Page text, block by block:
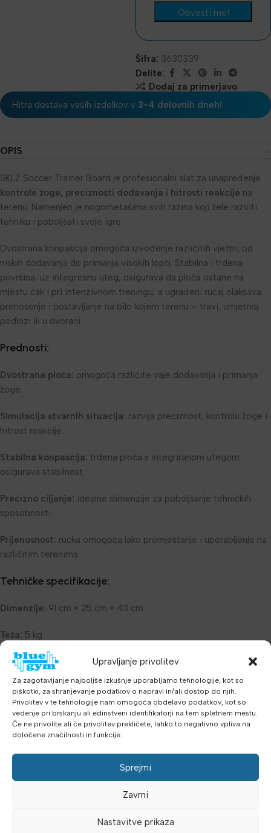
Upravljanje privolitev
Za zagotavljanje najboljše izkušnje uporabljamo tehnologije, kot so
piškotki, za shranjevanje podatkov o napravi in/ali dostop do njih.
Privolitev v te tehnologije nam omogoča obdelavo podatkov, kot so
vedenje pri brskanju ali edinstveni identifikatorji na tem spletnem mestu.
Če ne privolite ali če privolitev prekličete, lahko to negativno vpliva na
določene značilnosti in funkcije.
Sprejmi
Zavrni
Nastavitve prikaza
Šifra: 3630339
Delite:
Dodaj za primerjavo
Hitra dostava vaših izdelkov v 3-4 delovnih dneh!
OPIS
SKLZ Soccer Trainer Board je profesionalni alat za unapređenje
kontrole žoge, preciznosti dodavanja i hitrosti reakcije na
terenu. Namenjen je nogometašima svih razina koji žele razviti
tehniku i poboljšati svoje igre.
Dvostrana konpascija omogoča izvođenje različitih vježbi, od
niskih dodavanja do primanja visokih lopti. Stabilna i trdena
površina, uz integriranu uteg, osigurava da ploča ostane na
mjestu čak i pri intenzivnom treningu, a ugrađeni ručaj olakšava
prenošenje i postavljanje na bilo kojem terenu – travi, umjetnoj
podlozi ili u dvorani.
Prednosti:
Dvostrana ploča: omogoča različite vaje dodavanja i primanja
žoge.
Simulacija stvarnih situacija: razvija preciznost, kontrolu žoge i
hitrost reakcije.
Stabilna konpascija: trdena ploča s integriranom utegom
osigurava stabilnost.
Precizno ciljanje: idealne dimenzije za poboljšanje tehničkih
sposobnosti.
Prijenosnost: ručka omogoča lako premještanje i uporabljenje na
različitim terenima.
Tehničke specifikacije:
Dimenzije: 91 cm × 25 cm × 43 cm
Teža: 5 kg
Materijal:56 % polipropilen, 41 % jeklo, 3 % poliester
Vrste treninga:kontrola žoge, dodavanja, primanje žoge
Šport:nogomet
Kako uporabljati:
Postavite ploču na ravnu površinu i vadbajte precizna niska
dodavanja. Okrenite ploču i vadbajte primanje visokih lopti. Ploča
je pogodna za individualni trening ili rad u paru, pomaže u